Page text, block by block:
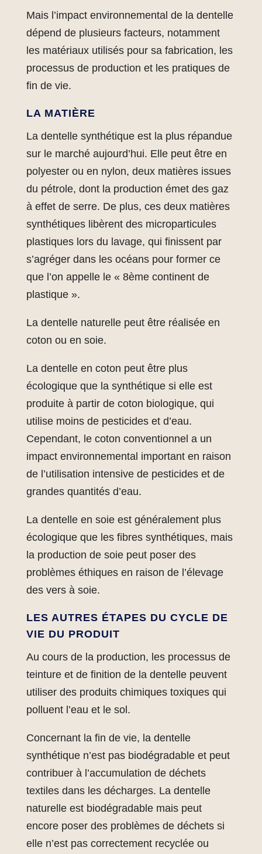
Mais l’impact environnemental de la dentelle
dépend de plusieurs facteurs, notamment
les matériaux utilisés pour sa fabrication, les
processus de production et les pratiques de
fin de vie.
LA MATIÈRE
La dentelle synthétique est la plus répandue
sur le marché aujourd’hui. Elle peut être en
polyester ou en nylon, deux matières issues
du pétrole, dont la production émet des gaz
à effet de serre. De plus, ces deux matières
synthétiques libèrent des microparticules
plastiques lors du lavage, qui finissent par
s’agréger dans les océans pour former ce
que l’on appelle le « 8ème continent de
plastique ».
La dentelle naturelle peut être réalisée en
coton ou en soie.
La dentelle en coton peut être plus
écologique que la synthétique si elle est
produite à partir de coton biologique, qui
utilise moins de pesticides et d’eau.
Cependant, le coton conventionnel a un
impact environnemental important en raison
de l’utilisation intensive de pesticides et de
grandes quantités d’eau.
La dentelle en soie est généralement plus
écologique que les fibres synthétiques, mais
la production de soie peut poser des
problèmes éthiques en raison de l’élevage
des vers à soie.
LES AUTRES ÉTAPES DU CYCLE DE
VIE DU PRODUIT
Au cours de la production, les processus de
teinture et de finition de la dentelle peuvent
utiliser des produits chimiques toxiques qui
polluent l’eau et le sol.
Concernant la fin de vie, la dentelle
synthétique n’est pas biodégradable et peut
contribuer à l’accumulation de déchets
textiles dans les décharges. La dentelle
naturelle est biodégradable mais peut
encore poser des problèmes de déchets si
elle n’est pas correctement recyclée ou